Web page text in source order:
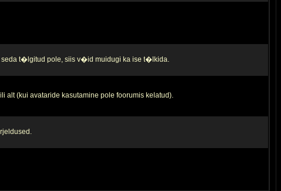
t�lgitud pole, siis v�id muidugi ka ise t�lkida.
alt (kui avataride kasutamine pole foorumis kelatud).